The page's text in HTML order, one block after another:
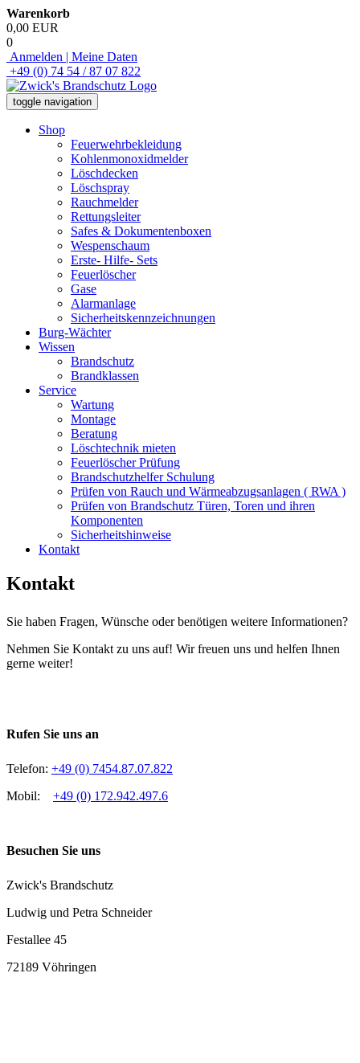
Warenkorb
0,00 EUR
0
Anmelden | Meine Daten
+49 (0) 74 54 / 87 07 822
toggle navigation
Shop
Feuerwehrbekleidung
Kohlenmonoxidmelder
Löschdecken
Löschspray
Rauchmelder
Rettungsleiter
Safes & Dokumentenboxen
Wespenschaum
Erste- Hilfe- Sets
Feuerlöscher
Gase
Alarmanlage
Sicherheitskennzeichnungen
Burg-Wächter
Wissen
Brandschutz
Brandklassen
Service
Wartung
Montage
Beratung
Löschtechnik mieten
Feuerlöscher Prüfung
Brandschutzhelfer Schulung
Prüfen von Rauch und Wärmeabzugsanlagen ( RWA )
Prüfen von Brandschutz Türen, Toren und ihren
Komponenten
Sicherheitshinweise
Kontakt
Kontakt
Sie haben Fragen, Wünsche oder benötigen weitere Informationen?
Nehmen Sie Kontakt zu uns auf! Wir freuen uns und helfen Ihnen
gerne weiter!
Rufen Sie uns an
Telefon: +49 (0) 7454.87.07.822
Mobil: +49 (0) 172.942.497.6
Besuchen Sie uns
Zwick's Brandschutz
Ludwig und Petra Schneider
Festallee 45
72189 Vöhringen